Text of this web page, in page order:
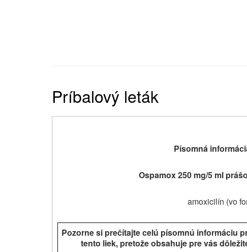
Príbalový leták
Písomná
Ospamox 250 mg/5 ml
amoxicilín (vo
Pozorne si prečítajte celú písomnú informáciu
tento liek, pretože obsahuje pre vás